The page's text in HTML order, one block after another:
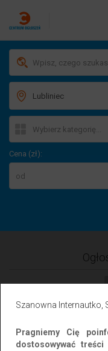
Cena (zł):
Szanowna Internautko,
Pragniemy Cię
dostosowywać